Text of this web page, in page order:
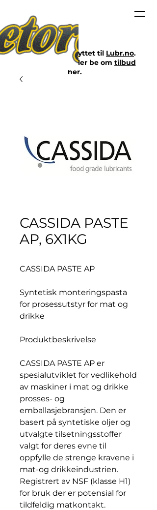
CASSIDA PASTE
AP, 6X1KG
CASSIDA PASTE AP
Syntetisk monteringspasta
for prosessutstyr for mat og
drikke
Produktbeskrivelse
CASSIDA PASTE AP er
spesialutviklet for vedlikehold
av maskiner i mat og drikke
prosses- og
emballasjebransjen. Den er
basert på syntetiske oljer og
utvalgte tilsetningsstoffer
valgt for deres evne til
oppfylle de strenge kravene i
mat-og drikkeindustrien.
Registrert av NSF (klasse H1)
for bruk der er potensial for
tildfeldig matkontakt.
Nettbutikken er flyttet til Lubr.no.
Klikk på lenken eller be om tilbud
her.